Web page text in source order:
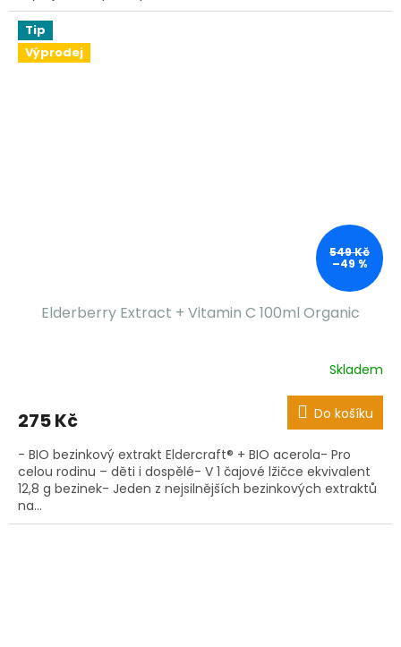
Tip
Výprodej
549 Kč
–49 %
Elderberry Extract + Vitamin C 100ml Organic
Skladem
275 Kč Do košíku
- BIO bezinkový extrakt Eldercraft® + BIO acerola- Pro
celou rodinu – děti i dospělé- V 1 čajové lžičce ekvivalent
12,8 g bezinek- Jeden z nejsilnějších bezinkových extraktů
na...